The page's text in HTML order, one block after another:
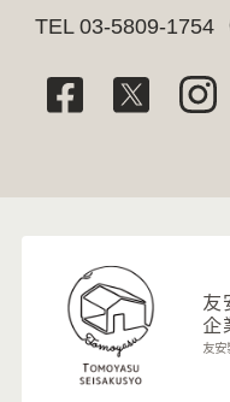
TEL 03-5809-1754
友
企
友安